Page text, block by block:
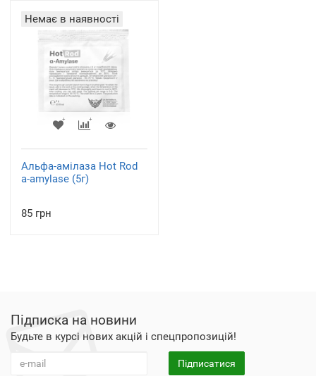
Немає в наявності
Альфа-амілаза Hot Rod
a-amylase (5г)
85 грн
Підписка на новини
Будьте в курсі нових акцій і спецпропозицій!
Підписатися